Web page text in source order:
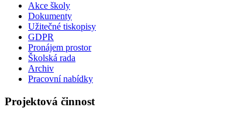
Akce školy
Dokumenty
Užitečné tiskopisy
GDPR
Pronájem prostor
Školská rada
Archiv
Pracovní nabídky
Projektová činnost